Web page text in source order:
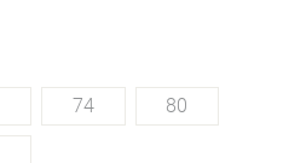
74 80